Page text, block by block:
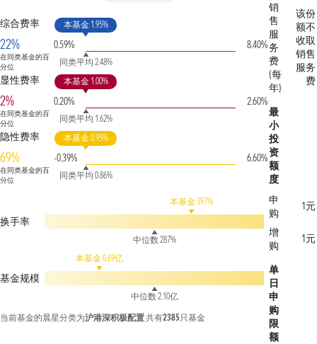
综合费率
22%
在同类基金的百
分位
0.59%
本基金 1.95%
同类平均 2.48%
8.40%
显性费率
2%
在同类基金的百
分位
0.20%
本基金 1.00%
同类平均 1.62%
2.60%
隐性费率
69%
在同类基金的百
分位
-0.39%
本基金 0.95%
同类平均 0.86%
6.60%
换手率
本基金 397%
中位数 287%
基金规模
本基金 0.69亿
中位数 2.10亿
当前基金的晨星分类为沪港深积极配置共有2385只基金
销
售
服
务
费
(每
年)
该份
额不
收取
销售
服务
费
最
小
投
资
额
度
申
购
1元
增
购
1元
单
日
申
购
限
额